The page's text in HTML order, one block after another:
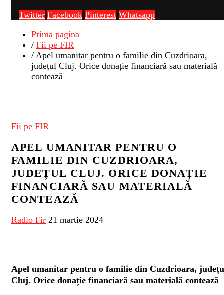
Twitter Facebook Pinterest Whatsapp
Prima pagina
/ Fii pe FIR
/ Apel umanitar pentru o familie din Cuzdrioara,
județul Cluj. Orice donație financiară sau materială
contează
Fii pe FIR
APEL UMANITAR PENTRU O
FAMILIE DIN CUZDRIOARA,
JUDEȚUL CLUJ. ORICE DONAȚIE
FINANCIARĂ SAU MATERIALĂ
CONTEAZĂ
Radio Fir 21 martie 2024
Apel umanitar pentru o familie din Cuzdrioara,
Cluj. Orice donație financiară sau materială contează